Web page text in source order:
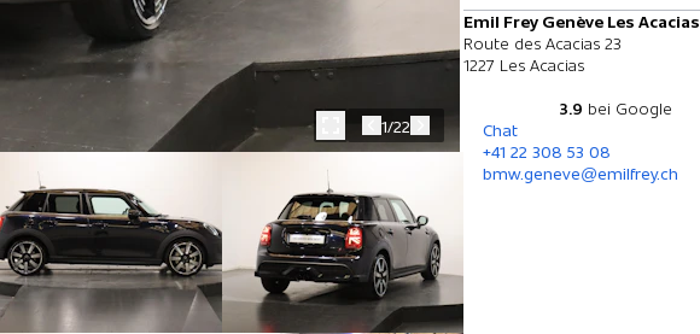
Emil Frey Genève Les Acacias
Route des Acacias 23
1227 Les Acacias
3.9 bei Google
Chat
+41 22 308 53 08
bmw.geneve@emilfrey.ch
1/22